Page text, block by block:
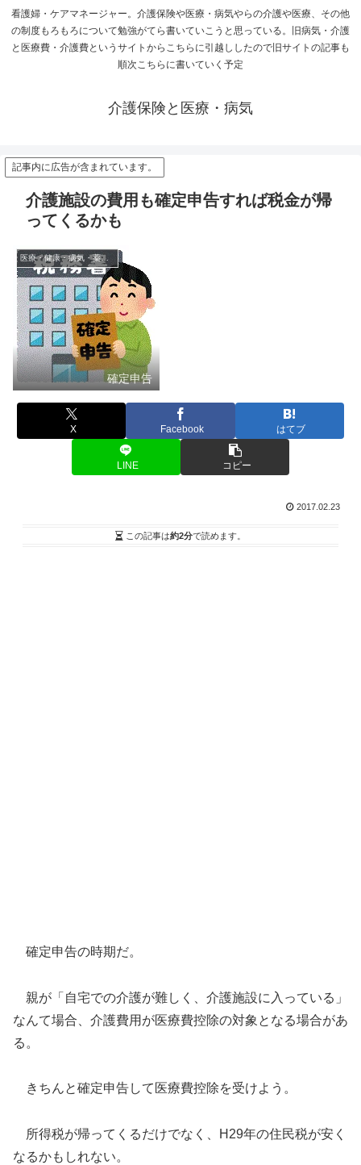
看護婦・ケアマネージャー。介護保険や医療・病気やらの介護や医療、その他
の制度もろもろについて勉強がてら書いていこうと思っている。旧病気・介護
と医療費・介護費というサイトからこちらに引越ししたので旧サイトの記事も
順次こちらに書いていく予定
介護保険と医療・病気
記事内に広告が含まれています。
介護施設の費用も確定申告すれば税金が帰
ってくるかも
医療・健康・病気・薬・サプリメント
確定申告
X Facebook はてブ
LINE コピー
2017.02.23
この記事は約2分で読めます。
確定申告の時期だ。
親が「自宅での介護が難しく、介護施設に入っている」
なんて場合、介護費用が医療費控除の対象となる場合があ
る。
きちんと確定申告して医療費控除を受けよう。
所得税が帰ってくるだけでなく、H29年の住民税が安く
なるかもしれない。